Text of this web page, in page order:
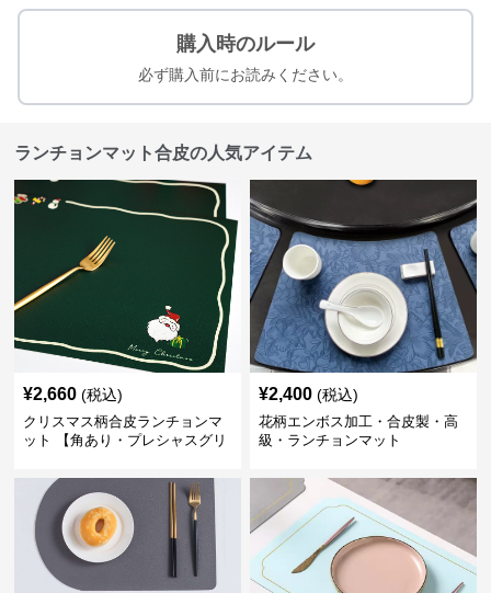
購入時のルール
必ず購入前にお読みください。
ランチョンマット合皮の人気アイテム
¥2,660 (税込)
クリスマス柄合皮ランチョンマ
ット 【角あり・プレシャスグリ
¥2,400 (税込)
花柄エンボス加工・合皮製・高
級・ランチョンマット